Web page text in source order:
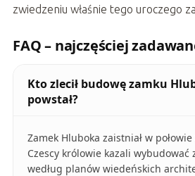
zwiedzeniu właśnie tego uroczego
FAQ – najczęściej
Kto zlecił budowę zamku
powstał?
Zamek Hluboka zaistniał w
Czescy królowie kazali wybudować
według planów wiedeńskich